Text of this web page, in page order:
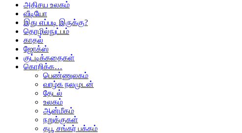
அதிசய உலகம்
வீடியோ
இது எப்படி இருக்கு?
தொழில்நுட்பம்
காதல்
ஜோக்ஸ்
குட்டிக்கதைகள்
கொறிக்க…
பெண்ணுலகம்
வாழ்க நலமுடன்
தேடல்
உலகம்
ஆன்மீகம்
நறுக்குகள்
தபூ சங்கர் பக்கம்